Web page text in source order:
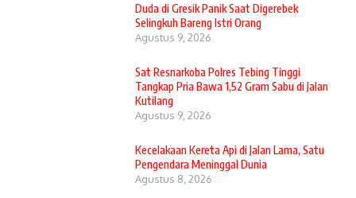
Duda di Gresik Panik Saat Digerebek
Selingkuh Bareng Istri Orang
Agustus 9, 2026
Sat Resnarkoba Polres Tebing Tinggi
Tangkap Pria Bawa 1,52 Gram Sabu di Jalan
Kutilang
Agustus 9, 2026
Kecelakaan Kereta Api di Jalan Lama, Satu
Pengendara Meninggal Dunia
Agustus 8, 2026